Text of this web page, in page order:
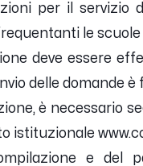
per il servizio
le scuole
deve essere
delle domande è
è necessario
istituzionale
e del